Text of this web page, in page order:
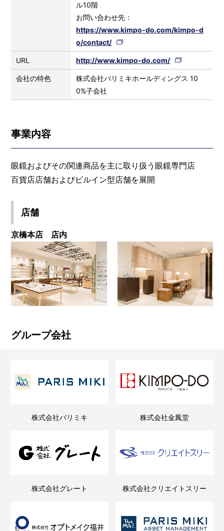
ル10階
お問い合わせ先：
https://www.kimpo-do.com/kimpo-d
o/contact/
URL http://www.kimpo-do.com/
会社の特色
株式会社パリミキホールディングス 10
0%子会社
事業内容
眼鏡およびその関連商品を主に取り扱う眼鏡専門店
百貨店店舗およびビルイン型店舗を展開
店舗
京橋本店 店内
グループ会社
株式会社パリミキ 株式会社金鳳堂
株式会社グレート 株式会社クリエイトスリー